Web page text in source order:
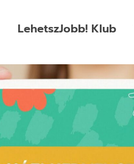
LehetszJobb! Klub